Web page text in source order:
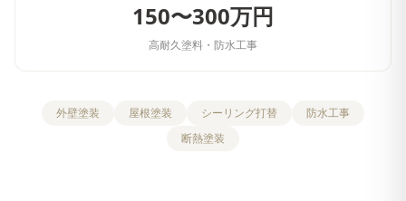
150〜300万円
高耐久塗料・防水工事
外壁塗装 屋根塗装 シーリング打替
防水工事
断熱塗装